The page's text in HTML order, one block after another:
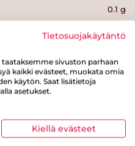
0.1 g
tuote
Tietosuojakäytäntö
sivuston parhaan
kaikki evästeet, muokata omia
käytön. Saat lisätietoja
asetukset.
Kiellä evästeet